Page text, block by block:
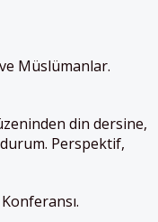
Müslümanlar.
din dersine,
Perspektif,